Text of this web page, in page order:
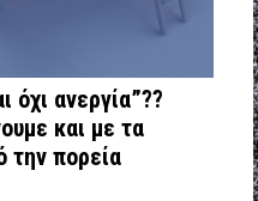
όχι ανεργία”??
και με τα
την πορεία